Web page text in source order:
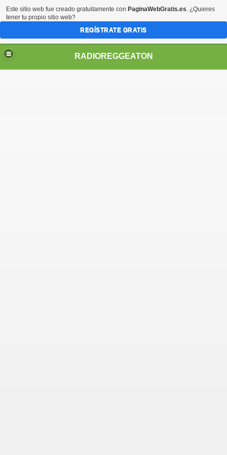
RADIOREGGEATON
Este sitio web fue creado gratuitamente con PaginaWebGratis.es. ¿Quieres
tener tu propio sitio web?
REGÍSTRATE GRATIS